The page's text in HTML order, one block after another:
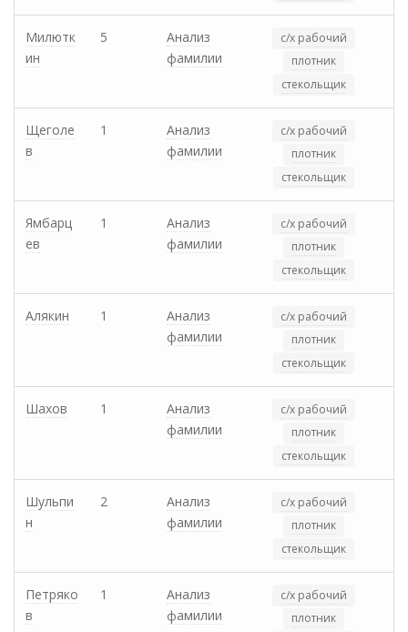
Милютк
ин
5
Анализ
фамилии
с/х рабочий
плотник
стекольщик
Щеголе
в
1
Анализ
фамилии
с/х рабочий
плотник
стекольщик
Ямбарц
ев
1
Анализ
фамилии
с/х рабочий
плотник
стекольщик
Алякин 1
Анализ
фамилии
с/х рабочий
плотник
стекольщик
Шахов 1
Анализ
фамилии
с/х рабочий
плотник
стекольщик
Шульпи
н
2
Анализ
фамилии
с/х рабочий
плотник
стекольщик
Петряко
в
1
Анализ
фамилии
с/х рабочий
плотник